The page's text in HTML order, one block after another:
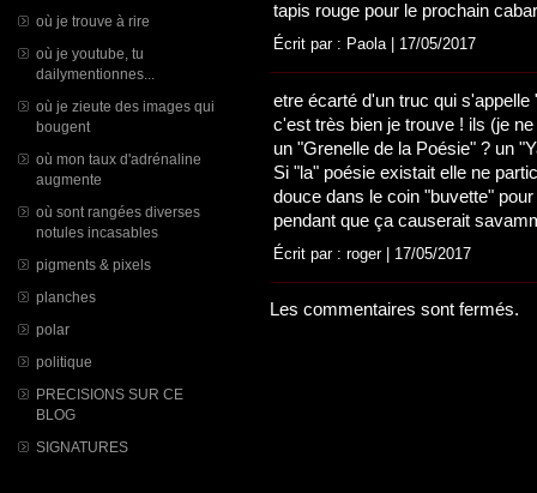
où je trouve à rire
où je youtube, tu
dailymentionnes...
où je zieute des images qui
bougent
où mon taux d'adrénaline
augmente
où sont rangées diverses
notules incasables
pigments & pixels
planches
polar
politique
PRECISIONS SUR CE
BLOG
SIGNATURES
tapis rouge pour le prochain
Écrit par : Paola | 17/05/2017
etre écarté d'un truc qui
c'est très bien je trouve ! ils (je
un "Grenelle de la Poésie" ? un
Si "la" poésie existait elle ne
douce dans le coin "buvette"
pendant que ça causerait
Écrit par : roger | 17/05/2017
Les commentaires sont fermés.